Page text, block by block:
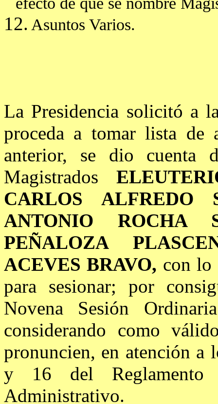
12. Asuntos Varios.
La Presidencia solicitó a
proceda a tomar lista de
anterior, se dio cuenta
Magistrados
CARLOS ALFREDO
ANTONIO ROCHA
PEÑALOZA
ACEVES BRAVO, con lo
para sesionar; por
Novena Sesión
considerando como
pronuncien, en atención a
y 16 del
Administrativo.